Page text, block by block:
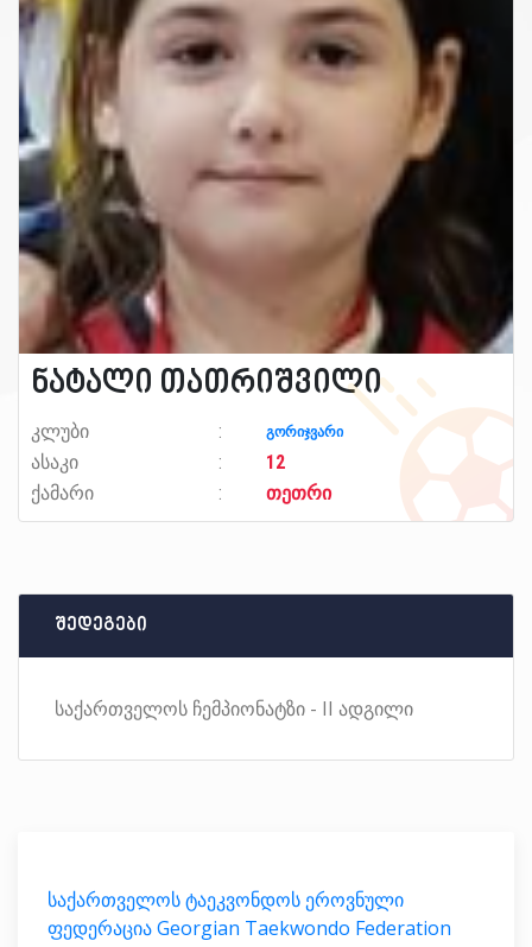
ნატალი თათრიშვილი
კლუბი გორიჯვარი
ასაკი
12
ქამარი
თეთრი
შედეგები
საქართველოს ჩემპიონატზი - II ადგილი
საქართველოს ტაეკვონდოს ეროვნული
ფედერაცია Georgian Taekwondo Federation